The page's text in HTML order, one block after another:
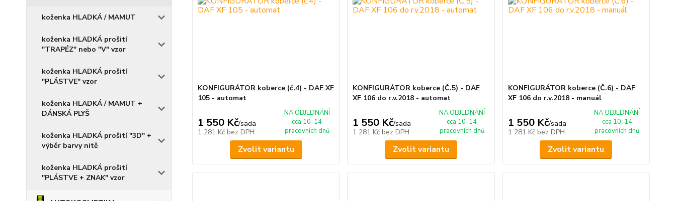
koženka HLADKÁ / MAMUT
koženka HLADKÁ prošití
"TRAPÉZ" nebo "V" vzor
koženka HLADKÁ prošití
"PLÁSTVE" vzor
koženka HLADKÁ / MAMUT +
DÁNSKÁ PLYŠ
koženka HLADKÁ prošití "3D" +
výběr barvy nitě
koženka HLADKÁ prošití
"PLÁSTVE + ZNAK" vzor
KONFIGURÁTOR koberce (č.4) - DAF XF
105 - automat
1 550 Kč/sada
1 281 Kč bez DPH
NA OBJEDNÁNÍ
cca 10-14
pracovních dnů
Zvolit variantu
KONFIGURÁTOR koberce (Č.5) - DAF
XF 106 do r.v.2018 - automat
1 550 Kč/sada
1 281 Kč bez DPH
NA OBJEDNÁNÍ
cca 10-14
pracovních dnů
Zvolit variantu
KONFIGURÁTOR koberce (Č.6) - DAF
XF 106 do r.v.2018 - manuál
1 550 Kč/sada
1 281 Kč bez DPH
NA OBJEDNÁNÍ
cca 10-14
pracovních dnů
Zvolit variantu